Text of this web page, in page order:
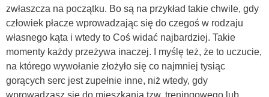
zwłaszcza na początku. Bo są na przykład takie chwile, gdy
człowiek płacze wprowadzając się do czegoś w rodzaju
własnego kąta i wtedy to Coś widać najbardziej. Takie
momenty każdy przeżywa inaczej. I myślę też, że to uczucie,
na którego wywołanie złożyło się co najmniej tysiąc
gorących serc jest zupełnie inne, niż wtedy, gdy
wprowadzasz się do mieszkania tzw. treningowego lub